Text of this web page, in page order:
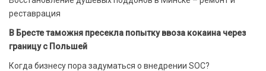
реставрация
В Бресте таможня пресекла попытку ввоза кокаина через
границу с Польшей
Когда бизнесу пора задуматься о внедрении SOC?